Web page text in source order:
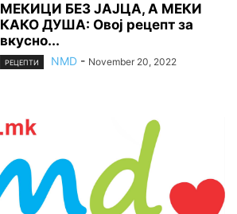
МЕКИЦИ БЕЗ ЈАЈЦА, А МЕКИ
КАКО ДУША: Овој рецепт за
вкусно...
РЕЦЕПТИ NMD - November 20, 2022